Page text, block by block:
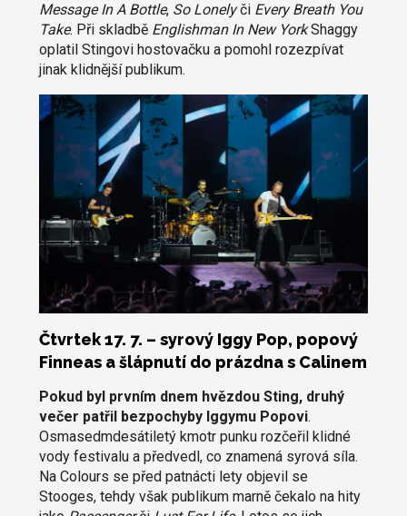
Message In A Bottle, So Lonelyči Every Breath You
Take. Při skladbě Englishman In New YorkShaggy
oplatil Stingovi hostovačku a pomohl rozezpívat
jinak klidnější publikum.
Čtvrtek 17. 7. – syrový Iggy Pop, popový
Finneas a šlápnutí do prázdna s Calinem
Pokud byl prvním dnem hvězdou Sting, druhý
večer patřil bezpochyby Iggymu Popovi.
Osmasedmdesátiletý kmotr punku rozčeřil klidné
vody festivalu a předvedl, co znamená syrová síla.
Na Colours se před patnácti lety objevil se
Stooges, tehdy však publikum marně čekalo na hity